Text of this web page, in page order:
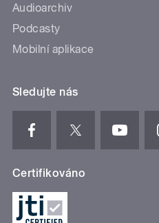
Audioarchiv
Podcasty
Mobilní aplikace
Sledujte nás
Certifikováno